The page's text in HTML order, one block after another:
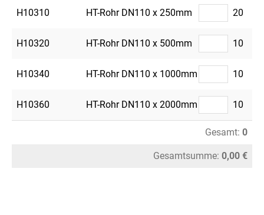
H10310 HT-Rohr DN110 x 250mm 20
H10320 HT-Rohr DN110 x 500mm 10
H10340 HT-Rohr DN110 x 1000mm 10
H10360 HT-Rohr DN110 x 2000mm 10
Gesamt: 0
Gesamtsumme: 0,00 €